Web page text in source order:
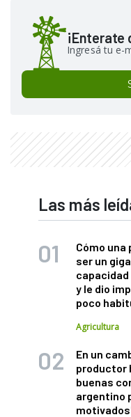
¡Enterate
Ingresá tu e-
Las más
Cómo una
ser un
capacidad
y le dio
poco
Agricultura
En un
productor
buenas
argentino